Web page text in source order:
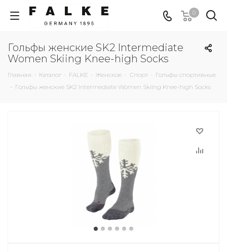
0
Гольфы женские SK2 Intermediate
Women Skiing Knee-high Socks
Главная - Каталог - FALKE - Женское - Спорт - Гольфы спортивные
- Гольфы женские SK2 Intermediate Women Skiing Knee-high Socks